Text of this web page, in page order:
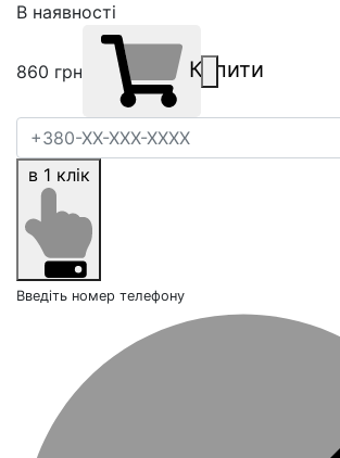
В наявності
860 грн Купити
в 1 клік
Введіть номер телефону